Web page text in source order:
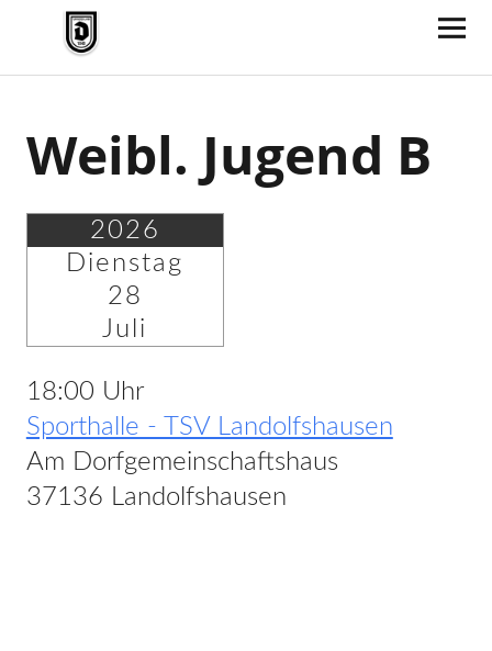
TV Jahn Duderstadt
Weibl. Jugend B
2026
Dienstag
28
Juli
18:00 Uhr
Sporthalle - TSV Landolfshausen
Am Dorfgemeinschaftshaus
37136 Landolfshausen